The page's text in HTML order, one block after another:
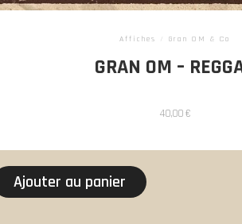
Affiches Gran OM & Co
GRAN OM –
40,00€
Ajouter au panier